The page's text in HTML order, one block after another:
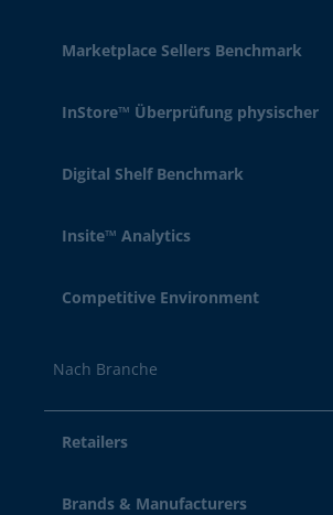
Marketplace Sellers Benchmark
InStore™ Überprüfung physischer
Digital Shelf Benchmark
Insite™ Analytics
Competitive Environment
Nach Branche
Retailers
Brands & Manufacturers